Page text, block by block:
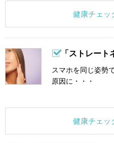
健康チェッ
「ストレート
スマホを同じ姿勢
原因に・・・
健康チェッ